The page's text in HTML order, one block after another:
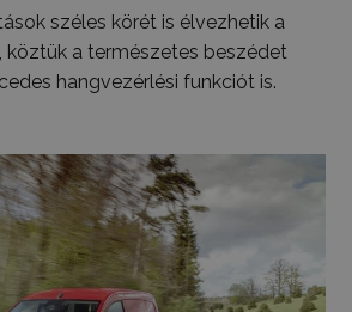
széles körét is élvezhetik a
köztük a természetes beszédet
hangvezérlési funkciót is.